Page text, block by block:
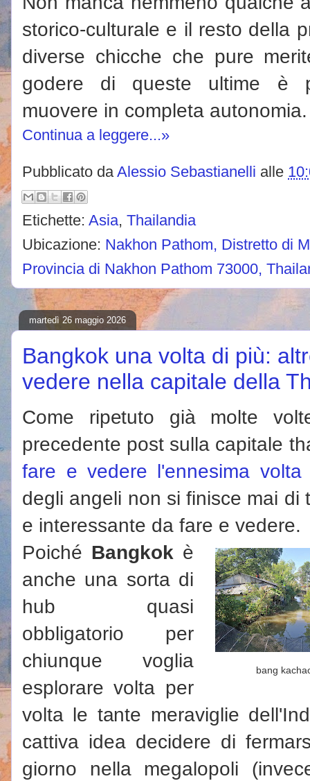
storico-culturale e il resto della
diverse chicche che pure
godere di queste ultime è
muovere in completa autonomia.
Continua a leggere...»
Pubblicato da Alessio Sebastianelli alle
Etichette: Asia, Thailandia
Ubicazione: Nakhon Pathom, Distretto di
Provincia di Nakhon Pathom 73000,
martedì 26 maggio 2026
Bangkok una volta di più:
vedere nella capitale della
Come ripetuto già molte
precedente post sulla capitale
fare e vedere l'ennesima
degli angeli non si finisce mai di
e interessante da fare e vedere.
bang
Poiché Bangkok è
anche una sorta di
hub quasi
obbligatorio per
chiunque voglia
esplorare volta per
volta le tante meraviglie
cattiva idea decidere di
giorno nella megalopoli